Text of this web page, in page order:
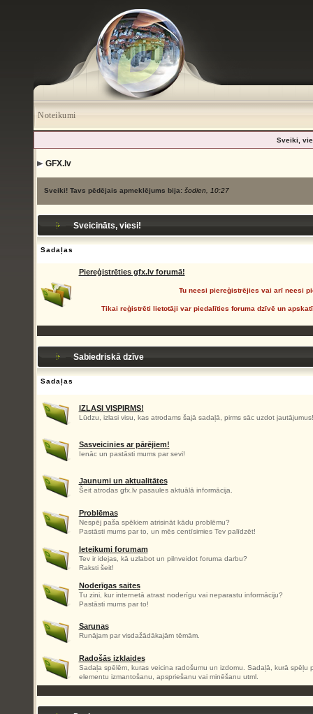
Noteikumi
Sveiki,
GFX.lv
Sveiki! Tavs pēdējais apmeklējums bija: šodien, 10:27
Sveicināts, viesi!
Sadaļas
Piereģistrēties gfx.lv forumā!
Tu neesi piereģistrējies vai arī neesi
Tikai reģistrēti lietotāji var piedalīties foruma dzīvē un
Sabiedriskā dzīve
Sadaļas
IZLASI VISPIRMS!
Lūdzu, izlasi visu, kas atrodams šajā sadaļā, pirms sāc uzdot jautājumus!
Sasveicinies ar pārējiem!
Ienāc un pastāsti mums par sevi!
Jaunumi un aktualitātes
Šeit atrodas gfx.lv pasaules aktuālā informācija.
Problēmas
Nespēj paša spēkiem atrisināt kādu problēmu?
Pastāsti mums par to, un mēs centīsimies Tev palīdzēt!
Ieteikumi forumam
Tev ir idejas, kā uzlabot un pilnveidot foruma darbu?
Raksti šeit!
Noderīgas saites
Tu zini, kur internetā atrast noderīgu vai neparastu informāciju?
Pastāsti mums par to!
Sarunas
Runājam par visdažādākajām tēmām.
Radošās izklaides
Sadaļa spēlēm, kuras veicina radošumu un izdomu. Sadaļā, kurā spēļu
elementu izmantošanu, apspriešanu vai minēšanu utml.